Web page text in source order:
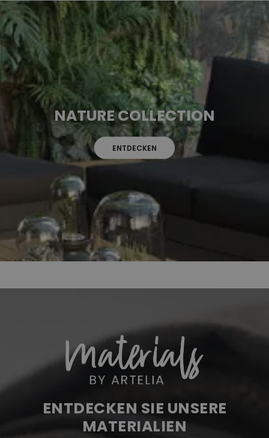
NATURE COLLECTION
ENTDECKEN
ENTDECKEN SIE UNSERE
MATERIALIEN